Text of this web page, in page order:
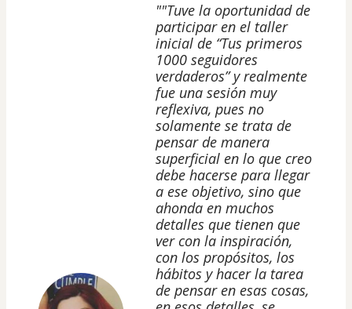
""Tuve la oportunidad de
participar en el taller
inicial de “Tus primeros
1000 seguidores
verdaderos” y realmente
fue una sesión muy
reflexiva, pues no
solamente se trata de
pensar de manera
superficial en lo que creo
debe hacerse para llegar
a ese objetivo, sino que
ahonda en muchos
detalles que tienen que
ver con la inspiración,
con los propósitos, los
hábitos y hacer la tarea
de pensar en esas cosas,